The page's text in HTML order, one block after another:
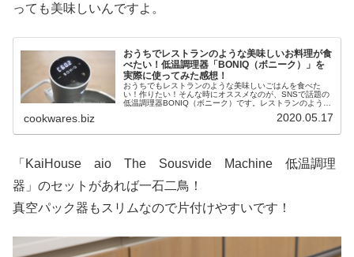
っても美味しいんですよ。
おうちでレストランのような美味しいお料理が食
べたい！低温調理器「BONIQ（ボニーク）」を
実際に使ってみた感想！
おうちでもレストランのような美味しいごはんを食べた
い！作りたい！そんな時にオススメなのが、SNSで話題の
低温調理器BONIQ（ボニーク）です。レストランのように
ーク）にまかせてしまえば、とっても美味しく作れちゃい
cookwares.biz 2020.05.17
「KaiHouse aio The Sousvide Machine 低温調理
器」のセットがあれば一石二鳥！
真空パック器もスリムなので片付けやすいです！